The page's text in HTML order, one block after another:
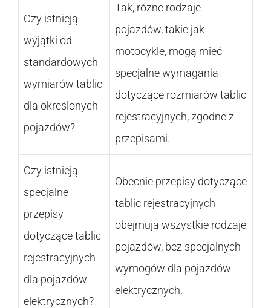
Czy istnieją
wyjątki od
standardowych
wymiarów tablic
dla określonych
pojazdów?
Tak, różne rodzaje
pojazdów, takie jak
motocykle, mogą mieć
specjalne wymagania
dotyczące rozmiarów tablic
rejestracyjnych, zgodne z
przepisami.
Czy istnieją
specjalne
przepisy
dotyczące tablic
rejestracyjnych
dla pojazdów
elektrycznych?
Obecnie przepisy dotyczące
tablic rejestracyjnych
obejmują wszystkie rodzaje
pojazdów, bez specjalnych
wymogów dla pojazdów
elektrycznych.